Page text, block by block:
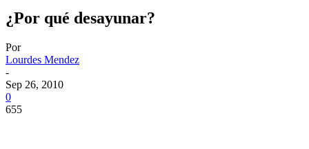
¿Por qué desayunar?
Por
Lourdes Mendez
-
Sep 26, 2010
0
655